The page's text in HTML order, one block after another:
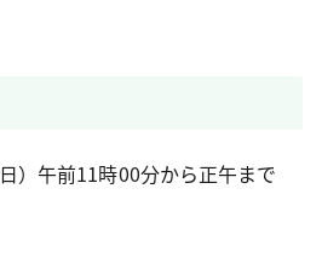
）午前11時00分から正午まで